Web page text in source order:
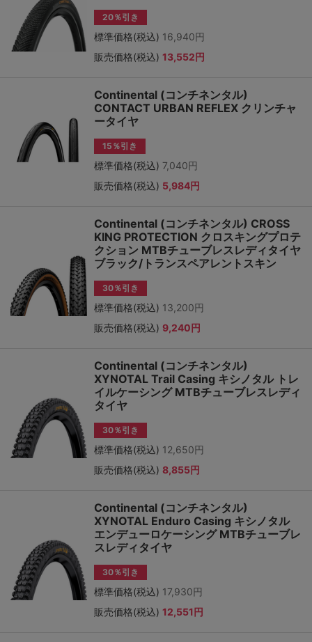
20％引き
標準価格(税込) 16,940円
販売価格(税込) 13,552円
Continental (コンチネンタル)
CONTACT URBAN REFLEX クリンチャ
ータイヤ
15％引き
標準価格(税込) 7,040円
販売価格(税込) 5,984円
Continental (コンチネンタル) CROSS
KING PROTECTION クロスキングプロテ
クション MTBチューブレスレディタイヤ
ブラック/トランスペアレントスキン
30％引き
標準価格(税込) 13,200円
販売価格(税込) 9,240円
Continental (コンチネンタル)
XYNOTAL Trail Casing キシノタル トレ
イルケーシング MTBチューブレスレディ
タイヤ
30％引き
標準価格(税込) 12,650円
販売価格(税込) 8,855円
Continental (コンチネンタル)
XYNOTAL Enduro Casing キシノタル
エンデューロケーシング MTBチューブレ
スレディタイヤ
30％引き
標準価格(税込) 17,930円
販売価格(税込) 12,551円